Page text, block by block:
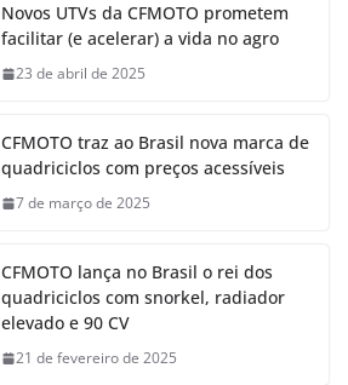
Novos UTVs da CFMOTO prometem
facilitar (e acelerar) a vida no agro
23 de abril de 2025
CFMOTO traz ao Brasil nova marca de
quadriciclos com preços acessíveis
7 de março de 2025
CFMOTO lança no Brasil o rei dos
quadriciclos com snorkel, radiador
elevado e 90 CV
21 de fevereiro de 2025